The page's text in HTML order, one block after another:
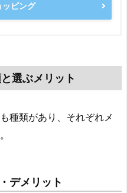
ピング
選ぶメリット
種類があり、それぞれメ
デメリット